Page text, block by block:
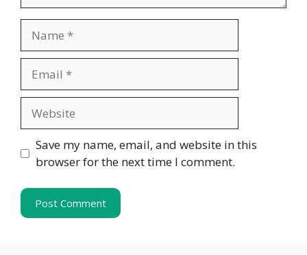
Save my name, email, and website in this
browser for the next time I comment.